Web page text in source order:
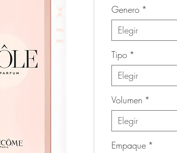
Genero *
Elegir
Tipo *
Elegir
Volumen *
Elegir
Empaque *